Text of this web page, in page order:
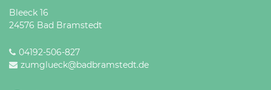
Bleeck 16
24576 Bad Bramstedt
04192-506-827
zumglueck@badbramstedt.de